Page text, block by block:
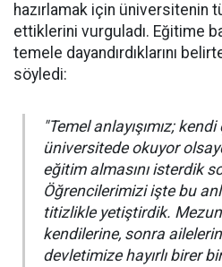
hazırlamak için üniversitenin
ettiklerini vurguladı. Eğitime
temele dayandırdıklarını
söyledi:
"Temel anlayışımız;
üniversitede okuyor
eğitim almasını isterdik
Öğrencilerimizi işte bu
titizlikle yetiştirdik.
kendilerine, sonra
devletimize hayırlı birer